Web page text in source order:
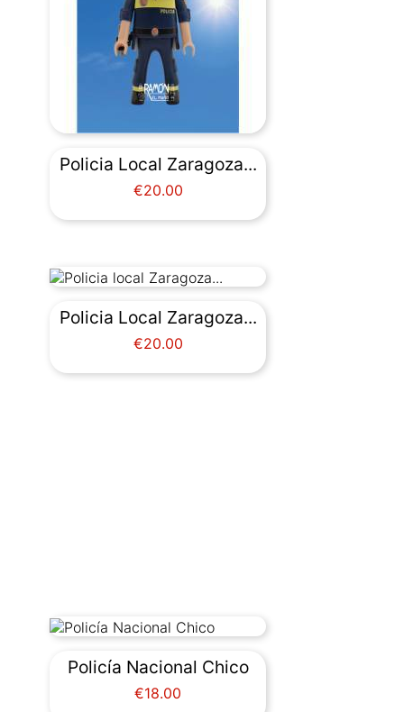
Policia Local Zaragoza...
Price
€20.00
Policia Local Zaragoza...
Price
€20.00
Policía Nacional Chico
Price
€18.00